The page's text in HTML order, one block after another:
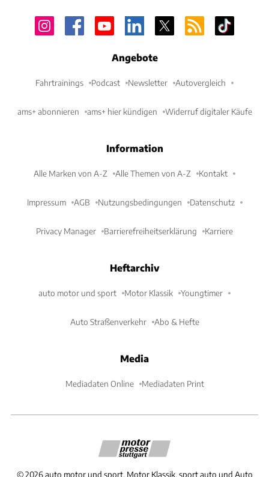
Angebote
Fahrtrainings Podcast Newsletter Autovergleich
ams+ abonnieren ams+ hier kündigen Widerruf digitaler Käufe
Information
Alle Marken von A-Z Alle Themen von A-Z Kontakt
Impressum AGB Nutzungsbedingungen Datenschutz
Privacy Manager Barrierefreiheitserklärung Karriere
Heftarchiv
auto motor und sport Motor Klassik Youngtimer
Auto Straßenverkehr Abo & Hefte
Media
Mediadaten Online Mediadaten Print
©2026 auto motor und sport, Motor Klassik, sport auto und Auto